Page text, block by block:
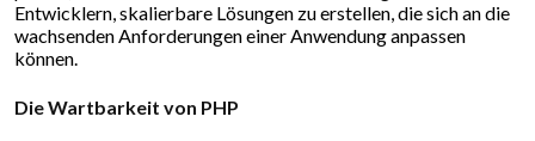
Entwicklern, skalierbare Lösungen zu erstellen, die sich an die
wachsenden Anforderungen einer Anwendung anpassen
können.
Die Wartbarkeit von PHP